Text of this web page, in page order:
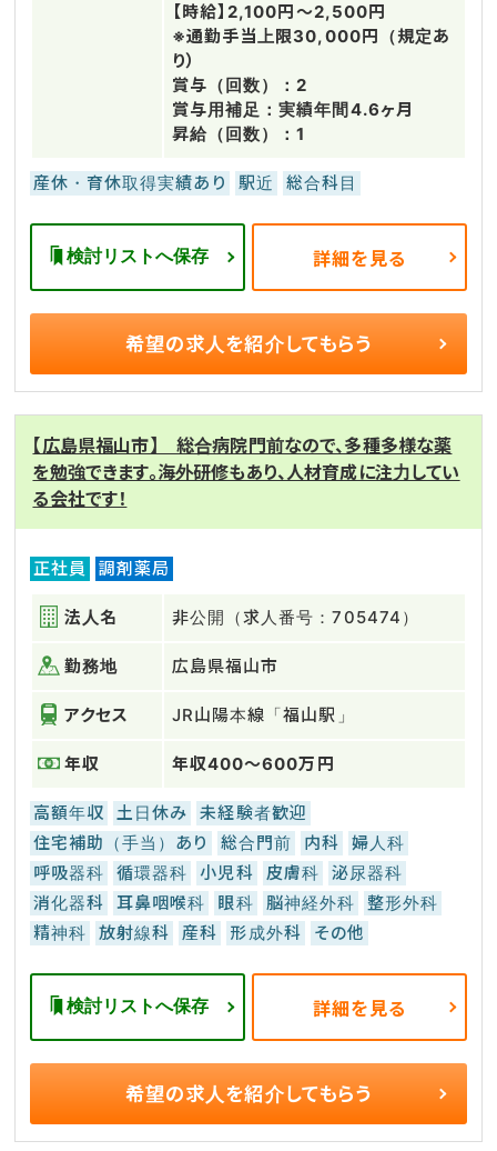
【時給】2,100円～2,500円
※通勤手当上限30,000円（規定あ
り）
賞与（回数）：2
賞与用補足：実績年間4.6ヶ月
昇給（回数）：1
産休・育休取得実績あり 駅近 総合科目
検討リストへ保存 詳細を見る
希望の求人を紹介してもらう
【広島県福山市】 総合病院門前なので、多種多様な薬
を勉強できます。海外研修もあり、人材育成に注力してい
る会社です！
正社員 調剤薬局
法人名 非公開（求人番号：705474）
勤務地 広島県福山市
アクセス JR山陽本線「福山駅」
年収 年収400～600万円
高額年収 土日休み
未経験者歓迎
住宅補助（手当）あり
総合門前 内科
婦人科
呼吸器科
循環器科 小児科 皮膚科
泌尿器科
消化器科
耳鼻咽喉科 眼科 脳神経外科
整形外科
精神科
放射線科 産科 形成外科 その他
検討リストへ保存 詳細を見る
希望の求人を紹介してもらう